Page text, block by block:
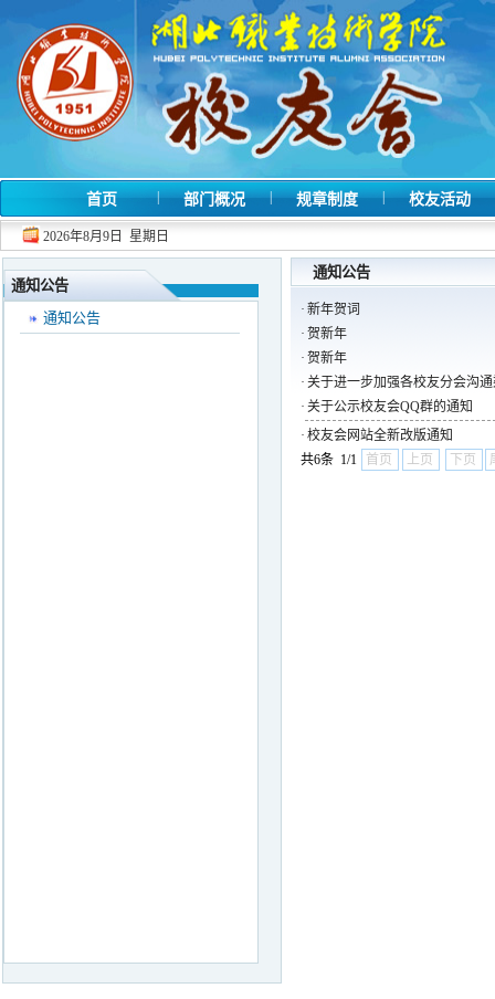
首页 | 部门概况 | 规章制度 | 校友活动
2026年8月9日 星期日
通知公告
通知公告
通知公告
· 新年贺词
· 贺新年
· 贺新年
· 关于进一步加强各校友分会沟
· 关于公示校友会QQ群的通知
· 校友会网站全新改版通知
共6条 1/1
首页 上页 下页